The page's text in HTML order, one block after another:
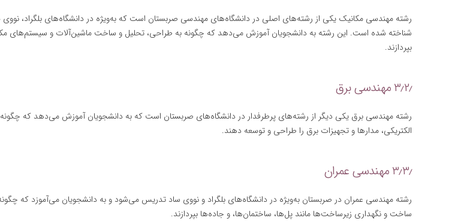
رشته مهندسی مکانیک یکی از رشته‌های اصلی در دانشگاه‌های مهندسی صربستان است که به‌ویژه در دانشگاه‌های بلگراد،
شناخته شده است. این رشته به دانشجویان آموزش می‌دهد که چگونه به طراحی، تحلیل و ساخت ماشین‌آلات و سیستم‌های
بپردازند.
۳٫۲٫ مهندسی برق
رشته مهندسی برق یکی دیگر از رشته‌های پرطرفدار در دانشگاه‌های صربستان است که به دانشجویان آموزش می‌دهد که
الکتریکی، مدارها و تجهیزات برق را طراحی و توسعه دهند.
۳٫۳٫ مهندسی عمران
رشته مهندسی عمران در صربستان به‌ویژه در دانشگاه‌های بلگراد و نووی ساد تدریس می‌شود و به دانشجویان می‌آموزد که
ساخت و نگهداری زیرساخت‌ها مانند پل‌ها، ساختمان‌ها، و جاده‌ها بپردازند.